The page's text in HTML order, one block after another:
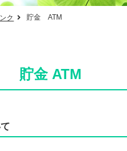
ク 貯金 ATM
貯金 ATM